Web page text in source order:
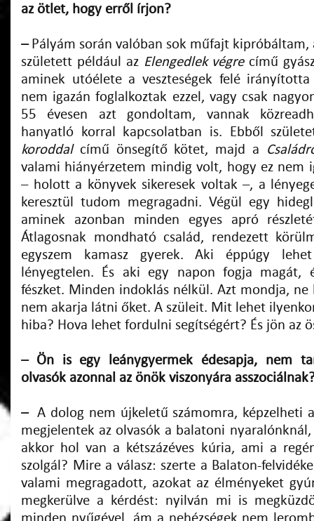
az ötlet, hogy erről írjon?
– Pályám során valóban sok műfajt
született például az Elengedlek végrecímű
aminek utóélete a veszteségek felé
nem igazán foglalkoztak ezzel, vagy csak
55 évesen azt gondoltam, vannak
hanyatló korral kapcsolatban is. Ebből
koroddalcímű önsegítő kötet, majd a
valami hiányérzetem mindig volt, hogy ez nem
– holott a könyvek sikeresek voltak –, a
keresztül tudom megragadni. Végül egy
aminek azonban minden egyes apró
Átlagosnak mondható család, rendezett
egyszem kamasz gyerek. Aki éppúgy
lényegtelen. És aki egy napon fogja magát,
fészket. Minden indoklás nélkül. Azt mondja, ne
nem akarja látni őket. A szüleit. Mit lehet
hiba? Hova lehet fordulni segítségért? És jön az
– Ön is egy leánygyermek édesapja, nem
olvasók azonnal az önök viszonyára
– A dolog nem újkeletű számomra, képzelheti
megjelentek az olvasók a balatoni
akkor hol van a kétszázéves kúria, ami a
szolgál? Mire a válasz: szerte a Balaton-
valami megragadott, azokat az élményeket
megkerülve a kérdést: nyilván mi is